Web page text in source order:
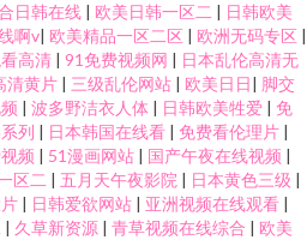
日韩在线 | 欧美日韩一区二 | 日韩欧美
啊v| 欧美精品一区二区 | 欧洲无码专区 |
高清 | 91免费视频网 | 日本乱伦高清无
清黄片 | 三级乱伦网站 | 欧美日日| 脚交
| 波多野洁衣人体 | 日韩欧美牲爱 | 免
列 | 日本韩国在线看 | 免费看伦理片 |
频 | 51漫画网站 | 国产午夜在线视频 |
区二 | 五月天午夜影院 | 日本黄色三级 |
| 日韩爱欲网站 | 亚洲视频在线观看 |
| 久草新资源 | 青草视频在线综合 | 欧美